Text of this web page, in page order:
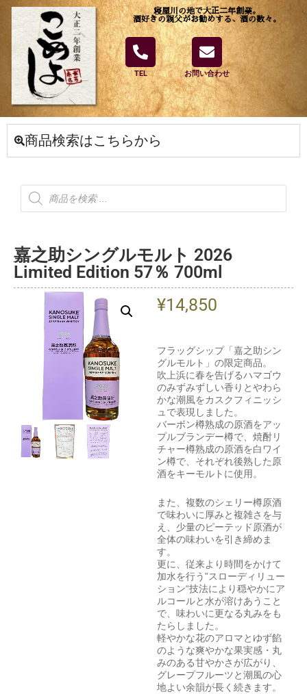
寝屋川の地で大正二年創業。
酒好きの親父がお勧めする、酒の数々。
TEL お問い合わせ
商品検索はこちらから
嘉之助シングルモルト 2026
Limited Edition 57％ 700ml
¥14,850
フラッグシップ「嘉之助シン
グルモルト」の限定商品。
吹上浜に春を告げるハマゴウ
のみずみずしい香りとやわら
かな潮風をカスクフィニッシ
ュで表現しました。
バーボン樽熟成の原酒をアッ
プルブランデー樽で、焼酎リ
チャー樽熟成の原酒を白ワイ
ン樽で、それぞれ後熟した原
酒をキーモルトに使用。
また、複数のシェリー樽原酒
で味わいに厚みと複雑さを与
え、少量のピーテッド原酒が
全体の味わいを引き締めま
す。
更に、従来より時間をかけて
加水を行う”スローディリュー
ション“技法により穏やかにア
ルコールと水が溶けあうこと
で、味わいに更なる丸みをも
たらしました。
軽やかな花のアロマとゆず餡
のような爽やかな果実感・丸
みのある甘やかさが広がり、
グレープフルーツと潮風の心
地よい余韻が長く続きます。